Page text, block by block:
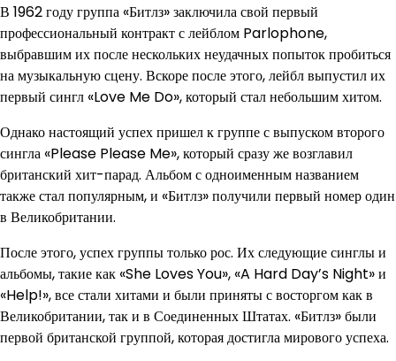
В 1962 году группа «Битлз» заключила свой первый
профессиональный контракт с лейблом Parlophone,
выбравшим их после нескольких неудачных попыток пробиться
на музыкальную сцену. Вскоре после этого, лейбл выпустил их
первый сингл «Love Me Do», который стал небольшим хитом.
Однако настоящий успех пришел к группе с выпуском второго
сингла «Please Please Me», который сразу же возглавил
британский хит-парад. Альбом с одноименным названием
также стал популярным, и «Битлз» получили первый номер один
в Великобритании.
После этого, успех группы только рос. Их следующие синглы и
альбомы, такие как «She Loves You», «A Hard Day’s Night» и
«Help!», все стали хитами и были приняты с восторгом как в
Великобритании, так и в Соединенных Штатах. «Битлз» были
первой британской группой, которая достигла мирового успеха.